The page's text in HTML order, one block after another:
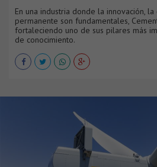
En una industria donde la innovación,
permanente son fundamentales,
fortaleciendo uno de sus pilares más
de conocimiento.